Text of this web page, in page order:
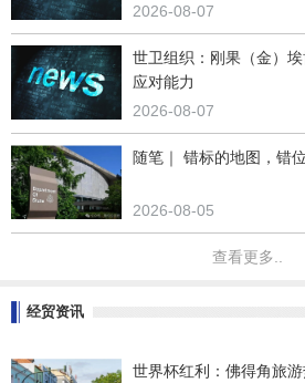
2026-08-07
世卫组织：刚果（金）
应对能力
2026-08-07
随笔｜ 错标的地图，错
2026-08-05
查看更多..
经贸资讯
世界杯红利：佛得角旅